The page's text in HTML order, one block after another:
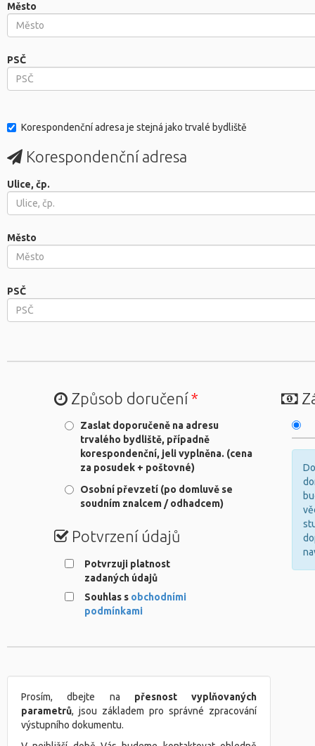
Město
PSČ
Korespondenční adresa je stejná jako trvalé bydliště
Korespondenční adresa
Ulice, čp.
Město
PSČ
Způsob doručení*
Zaslat doporučeně na adresu
trvalého bydliště, případně
korespondenční, jeli vyplněna. (cena
za posudek + poštovné)
Osobní převzetí (po domluvě se
soudním znalcem / odhadcem)
Potvrzení údajů
Potvrzuji platnost
zadaných údajů
Souhlas s obchodními
podmínkami
Prosím, dbejte na přesnost vyplňovaných
parametrů, jsou základem pro správné zpracování
výstupního dokumentu.